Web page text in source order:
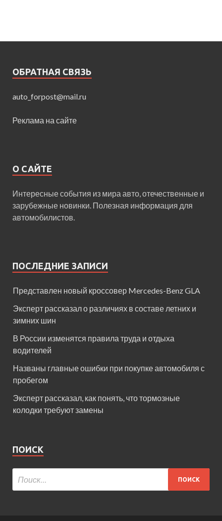
ОБРАТНАЯ СВЯЗЬ
auto_forpost@mail.ru
Реклама на сайте
О САЙТЕ
Интересные события из мира авто, отечественные и
зарубежные новинки. Полезная информация для
автомобилистов.
ПОСЛЕДНИЕ ЗАПИСИ
Представлен новый кроссовер Mercedes-Benz GLA
Эксперт рассказал о различиях в составе летних и
зимних шин
В России изменятся правила труда и отдыха
водителей
Названы главные ошибки при покупке автомобиля с
пробегом
Эксперт рассказал, как понять, что тормозные
колодки требуют замены
ПОИСК